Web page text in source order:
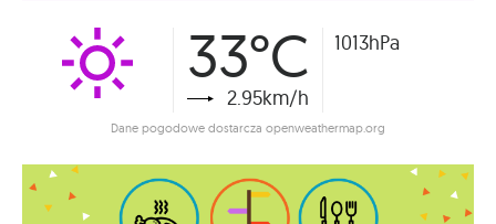
33°C
2.95km/h
1013hPa
Dane pogodowe dostarcza openweathermap.org